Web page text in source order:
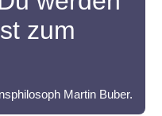
zum
Martin Buber.